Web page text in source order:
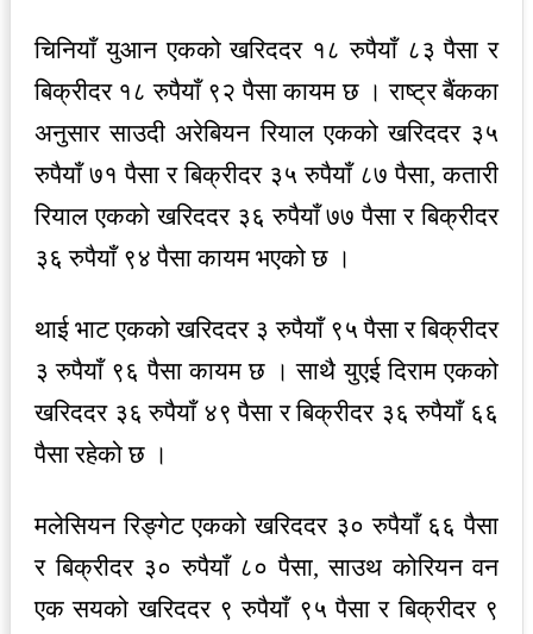
चिनियाँ युआन एकको खरिददर १८ रुपैयाँ ८३ पैसा र
बिक्रीदर १८ रुपैयाँ ९२ पैसा कायम छ । राष्ट्र बैंकका
अनुसार साउदी अरेबियन रियाल एकको खरिददर ३५
रुपैयाँ ७१ पैसा र बिक्रीदर ३५ रुपैयाँ ८७ पैसा, कतारी
रियाल एकको खरिददर ३६ रुपैयाँ ७७ पैसा र बिक्रीदर
३६ रुपैयाँ ९४ पैसा कायम भएको छ ।
थाई भाट एकको खरिददर ३ रुपैयाँ ९५ पैसा र बिक्रीदर
३ रुपैयाँ ९६ पैसा कायम छ । साथै युएई दिराम एकको
खरिददर ३६ रुपैयाँ ४९ पैसा र बिक्रीदर ३६ रुपैयाँ ६६
पैसा रहेको छ ।
मलेसियन रिङ्गेट एकको खरिददर ३० रुपैयाँ ६६ पैसा
र बिक्रीदर ३० रुपैयाँ ८० पैसा, साउथ कोरियन वन
एक सयको खरिददर ९ रुपैयाँ ९५ पैसा र बिक्रीदर ९